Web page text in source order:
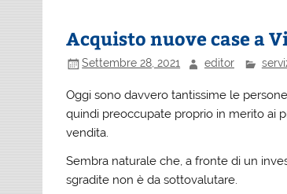
Acquisto nuove case a
Settembre 28, 2021 editor
Oggi sono davvero tantissime le
quindi preoccupate proprio in merito ai
vendita.
Sembra naturale che, a fronte di un
sgradite non è da sottovalutare.